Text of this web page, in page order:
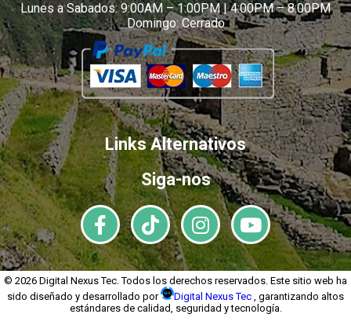
Lunes a Sabados: 9:00AM – 1:00PM | 4:00PM – 8:00PM
Domingo: Cerrado
Links Alternativos
Siga-nos
© 2026 Digital Nexus Tec. Todos los derechos reservados. Este sitio web ha
sido diseñado y desarrollado por
Digital Nexus Tec , garantizando altos
estándares de calidad, seguridad y tecnología.